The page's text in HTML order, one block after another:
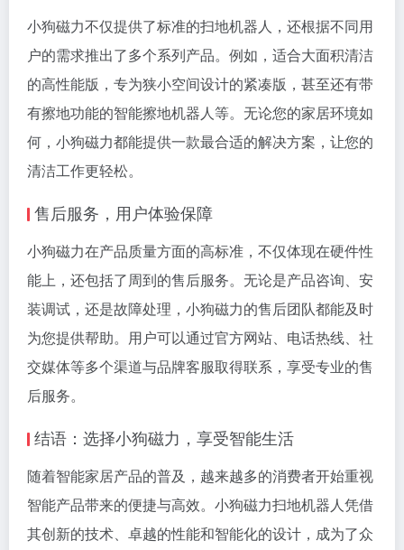
小狗磁力不仅提供了标准的扫地机器人，还根据不同用
户的需求推出了多个系列产品。例如，适合大面积清洁
的高性能版，专为狭小空间设计的紧凑版，甚至还有带
有擦地功能的智能擦地机器人等。无论您的家居环境如
何，小狗磁力都能提供一款最合适的解决方案，让您的
清洁工作更轻松。
售后服务，用户体验保障
小狗磁力在产品质量方面的高标准，不仅体现在硬件性
能上，还包括了周到的售后服务。无论是产品咨询、安
装调试，还是故障处理，小狗磁力的售后团队都能及时
为您提供帮助。用户可以通过官方网站、电话热线、社
交媒体等多个渠道与品牌客服取得联系，享受专业的售
后服务。
结语：选择小狗磁力，享受智能生活
随着智能家居产品的普及，越来越多的消费者开始重视
智能产品带来的便捷与高效。小狗磁力扫地机器人凭借
其创新的技术、卓越的性能和智能化的设计，成为了众